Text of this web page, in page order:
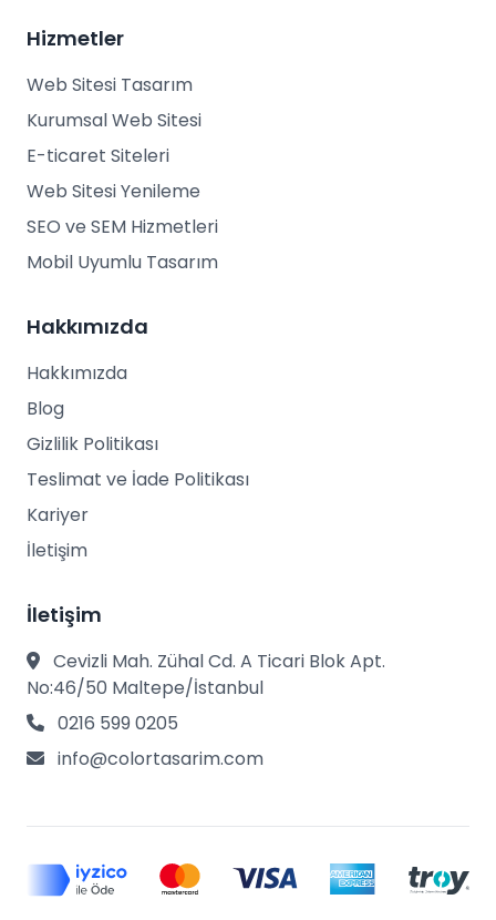
Hizmetler
Web Sitesi Tasarım
Kurumsal Web Sitesi
E-ticaret Siteleri
Web Sitesi Yenileme
SEO ve SEM Hizmetleri
Mobil Uyumlu Tasarım
Hakkımızda
Hakkımızda
Blog
Gizlilik Politikası
Teslimat ve İade Politikası
Kariyer
İletişim
İletişim
Cevizli Mah. Zühal Cd. A Ticari Blok Apt.
No:46/50 Maltepe/İstanbul
0216 599 0205
info@colortasarim.com